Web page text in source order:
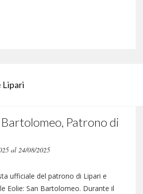
Lipari
Bartolomeo, Patrono di
al 24/08/2025
ufficiale del patrono di Lipari e
Eolie: San Bartolomeo. Durante il